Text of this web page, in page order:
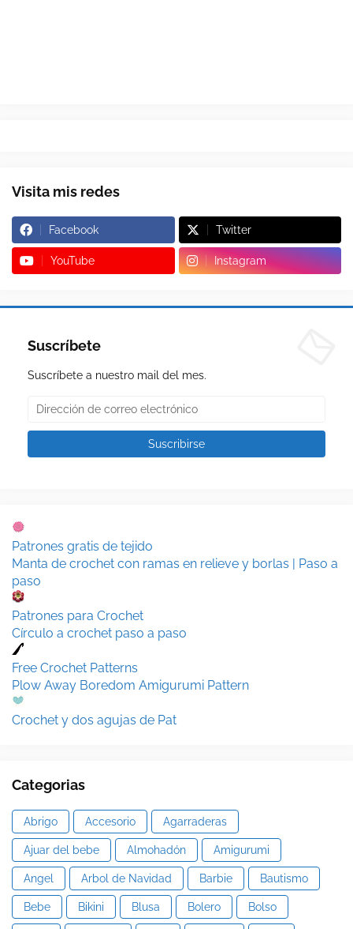
Visita mis redes
Facebook Twitter
YouTube Instagram
Suscríbete
Suscríbete a nuestro mail del mes.
Patrones gratis de tejido
Manta de crochet con ramas en relieve y borlas | Paso a
paso
Patrones para Crochet
Círculo a crochet paso a paso
Free Crochet Patterns
Plow Away Boredom Amigurumi Pattern
Crochet y dos agujas de Pat
Categorias
Abrigo Accesorio Agarraderas
Ajuar del bebe Almohadón Amigurumi
Angel Arbol de Navidad Barbie Bautismo
Bebe Bikini Blusa Bolero Bolso